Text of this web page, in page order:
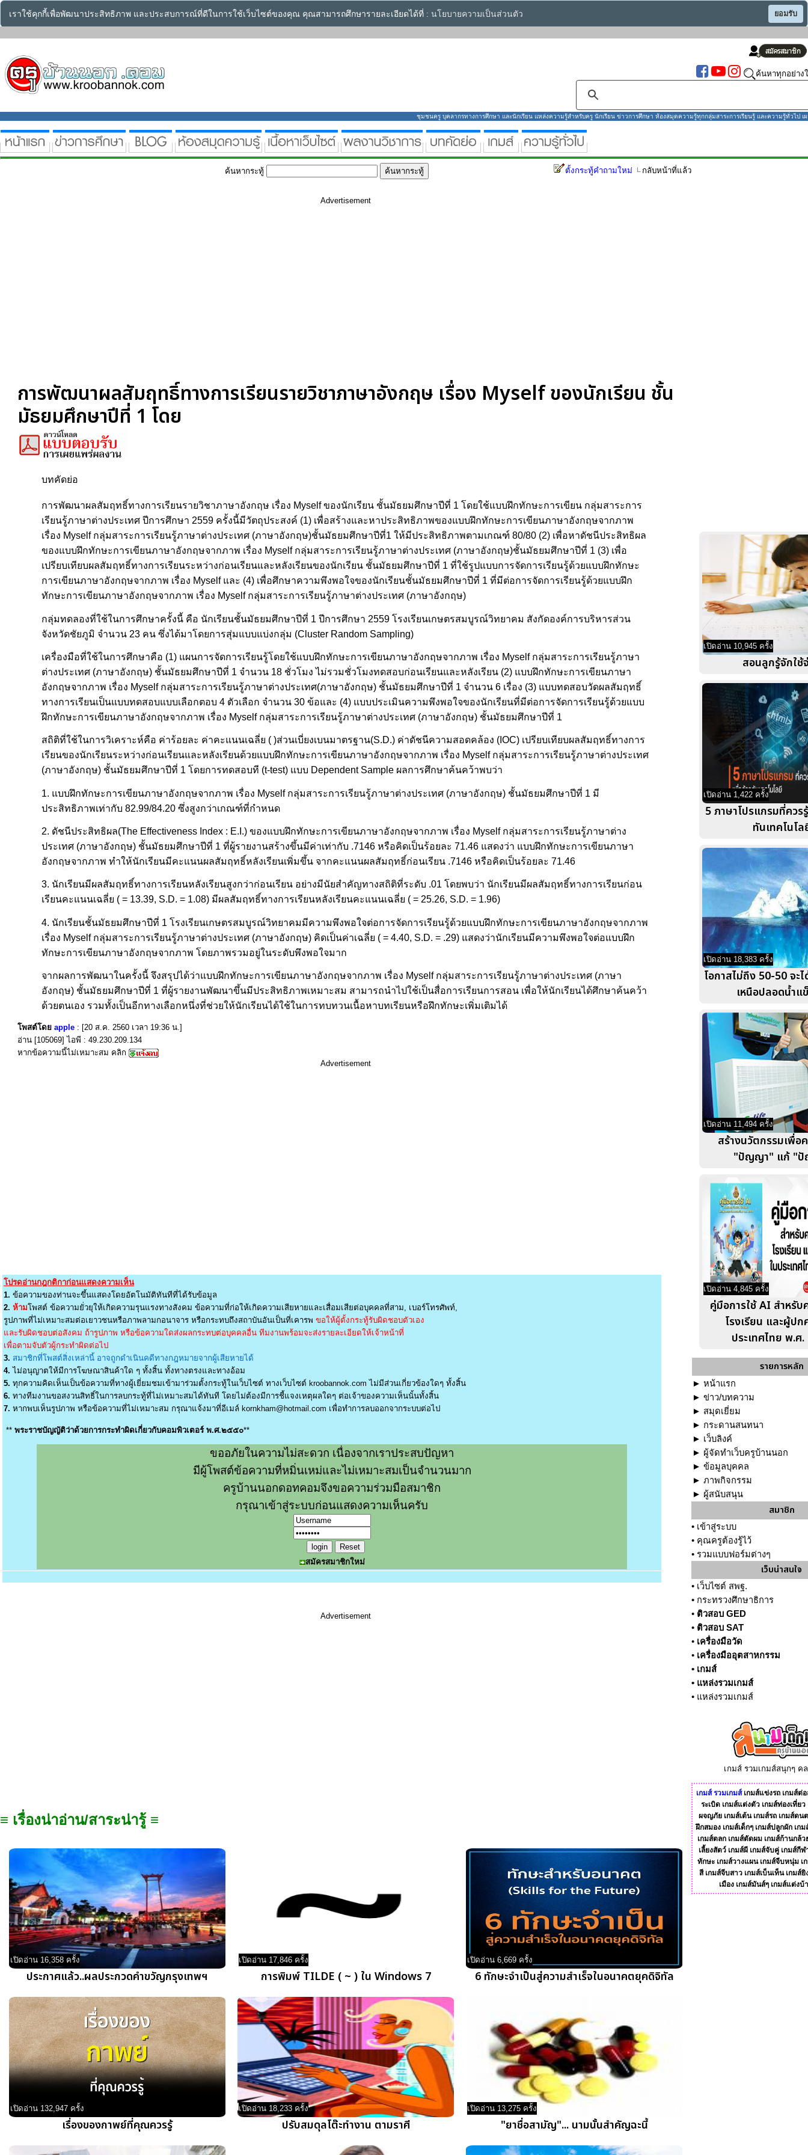
เราใช้คุกกี้เพื่อพัฒนาประสิทธิภาพ และประสบการณ์ที่ดีในการใช้เว็บไซต์ของคุณ คุณสามารถศึกษารายละเอียดได้ที่ : นโยบายความเป็นส่วนตัว ยอมรับ
ค้นหาทุกอย่าง
ชุมชนครู บุคลากรทางการศึกษา และนักเรียน แหล่งความรู้สำหรับครู นักเรียน ข่าวการศึกษา ห้องสมุดความรู้ทุกกลุ่มสาระการเรียนรู้ และความรู้ทั่วไป เ
ค้นหากระทู้ ตั้งกระทู้คำถามใหม่ กลับหน้าที่แล้ว
Advertisement
การพัฒนาผลสัมฤทธิ์ทางการเรียนรายวิชาภาษาอังกฤษ เรื่อง Myself ของนักเรียน ชั้น
มัธยมศึกษาปีที่ 1 โดย
บทคัดย่อ
การพัฒนาผลสัมฤทธิ์ทางการเรียนรายวิชาภาษาอังกฤษ เรื่อง Myself ของนักเรียน ชั้นมัธยมศึกษาปีที่ 1 โดยใช้แบบฝึกทักษะการเขียน กลุ่มสาระการ
เรียนรู้ภาษาต่างประเทศ ปีการศึกษา 2559 ครั้งนี้มีวัตถุประสงค์ (1) เพื่อสร้างและหาประสิทธิภาพของแบบฝึกทักษะการเขียนภาษาอังกฤษจากภาพ
เรื่อง Myself กลุ่มสาระการเรียนรู้ภาษาต่างประเทศ (ภาษาอังกฤษ)ชั้นมัธยมศึกษาปีที่1 ให้มีประสิทธิภาพตามเกณฑ์ 80/80 (2) เพื่อหาดัชนีประสิทธิผล
ของแบบฝึกทักษะการเขียนภาษาอังกฤษจากภาพ เรื่อง Myself กลุ่มสาระการเรียนรู้ภาษาต่างประเทศ (ภาษาอังกฤษ)ชั้นมัธยมศึกษาปีที่ 1 (3) เพื่อ
เปรียบเทียบผลสัมฤทธิ์ทางการเรียนระหว่างก่อนเรียนและหลังเรียนของนักเรียน ชั้นมัธยมศึกษาปีที่ 1 ที่ใช้รูปแบบการจัดการเรียนรู้ด้วยแบบฝึกทักษะ
การเขียนภาษาอังกฤษจากภาพ เรื่อง Myself และ (4) เพื่อศึกษาความพึงพอใจของนักเรียนชั้นมัธยมศึกษาปีที่ 1 ที่มีต่อการจัดการเรียนรู้ด้วยแบบฝึก
ทักษะการเขียนภาษาอังกฤษจากภาพ เรื่อง Myself กลุ่มสาระการเรียนรู้ภาษาต่างประเทศ (ภาษาอังกฤษ)
กลุ่มทดลองที่ใช้ในการศึกษาครั้งนี้ คือ นักเรียนชั้นมัธยมศึกษาปีที่ 1 ปีการศึกษา 2559 โรงเรียนเกษตรสมบูรณ์วิทยาคม สังกัดองค์การบริหารส่วน
จังหวัดชัยภูมิ จำนวน 23 คน ซึ่งได้มาโดยการสุ่มแบบแบ่งกลุ่ม (Cluster Random Sampling)
เครื่องมือที่ใช้ในการศึกษาคือ (1) แผนการจัดการเรียนรู้โดยใช้แบบฝึกทักษะการเขียนภาษาอังกฤษจากภาพ เรื่อง Myself กลุ่มสาระการเรียนรู้ภาษา
ต่างประเทศ (ภาษาอังกฤษ) ชั้นมัธยมศึกษาปีที่ 1 จำนวน 18 ชั่วโมง ไม่รวมชั่วโมงทดสอบก่อนเรียนและหลังเรียน (2) แบบฝึกทักษะการเขียนภาษา
อังกฤษจากภาพ เรื่อง Myself กลุ่มสาระการเรียนรู้ภาษาต่างประเทศ(ภาษาอังกฤษ) ชั้นมัธยมศึกษาปีที่ 1 จำนวน 6 เรื่อง (3) แบบทดสอบวัดผลสัมฤทธิ์
ทางการเรียนเป็นแบบทดสอบแบบเลือกตอบ 4 ตัวเลือก จำนวน 30 ข้อและ (4) แบบประเมินความพึงพอใจของนักเรียนที่มีต่อการจัดการเรียนรู้ด้วยแบบ
ฝึกทักษะการเขียนภาษาอังกฤษจากภาพ เรื่อง Myself กลุ่มสาระการเรียนรู้ภาษาต่างประเทศ (ภาษาอังกฤษ) ชั้นมัธยมศึกษาปีที่ 1
สถิติที่ใช้ในการวิเคราะห์คือ ค่าร้อยละ ค่าคะแนนเฉลี่ย ( )ส่วนเบี่ยงเบนมาตรฐาน(S.D.) ค่าดัชนีความสอดคล้อง (IOC) เปรียบเทียบผลสัมฤทธิ์ทางการ
เรียนของนักเรียนระหว่างก่อนเรียนและหลังเรียนด้วยแบบฝึกทักษะการเขียนภาษาอังกฤษจากภาพ เรื่อง Myself กลุ่มสาระการเรียนรู้ภาษาต่างประเทศ
(ภาษาอังกฤษ) ชั้นมัธยมศึกษาปีที่ 1 โดยการทดสอบที (t-test) แบบ Dependent Sample ผลการศึกษาค้นคว้าพบว่า
1. แบบฝึกทักษะการเขียนภาษาอังกฤษจากภาพ เรื่อง Myself กลุ่มสาระการเรียนรู้ภาษาต่างประเทศ (ภาษาอังกฤษ) ชั้นมัธยมศึกษาปีที่ 1 มี
ประสิทธิภาพเท่ากับ 82.99/84.20 ซึ่งสูงกว่าเกณฑ์ที่กำหนด
2. ดัชนีประสิทธิผล(The Effectiveness Index : E.I.) ของแบบฝึกทักษะการเขียนภาษาอังกฤษจากภาพ เรื่อง Myself กลุ่มสาระการเรียนรู้ภาษาต่าง
ประเทศ (ภาษาอังกฤษ) ชั้นมัธยมศึกษาปีที่ 1 ที่ผู้รายงานสร้างขึ้นมีค่าเท่ากับ .7146 หรือคิดเป็นร้อยละ 71.46 แสดงว่า แบบฝึกทักษะการเขียนภาษา
อังกฤษจากภาพ ทำให้นักเรียนมีคะแนนผลสัมฤทธิ์หลังเรียนเพิ่มขึ้น จากคะแนนผลสัมฤทธิ์ก่อนเรียน .7146 หรือคิดเป็นร้อยละ 71.46
3. นักเรียนมีผลสัมฤทธิ์ทางการเรียนหลังเรียนสูงกว่าก่อนเรียน อย่างมีนัยสำคัญทางสถิติที่ระดับ .01 โดยพบว่า นักเรียนมีผลสัมฤทธิ์ทางการเรียนก่อน
เรียนคะแนนเฉลี่ย ( = 13.39, S.D. = 1.08) มีผลสัมฤทธิ์ทางการเรียนหลังเรียนคะแนนเฉลี่ย ( = 25.26, S.D. = 1.96)
4. นักเรียนชั้นมัธยมศึกษาปีที่ 1 โรงเรียนเกษตรสมบูรณ์วิทยาคมมีความพึงพอใจต่อการจัดการเรียนรู้ด้วยแบบฝึกทักษะการเขียนภาษาอังกฤษจากภาพ
เรื่อง Myself กลุ่มสาระการเรียนรู้ภาษาต่างประเทศ (ภาษาอังกฤษ) คิดเป็นค่าเฉลี่ย ( = 4.40, S.D. = .29) แสดงว่านักเรียนมีความพึงพอใจต่อแบบฝึก
ทักษะการเขียนภาษาอังกฤษจากภาพ โดยภาพรวมอยู่ในระดับพึงพอใจมาก
จากผลการพัฒนาในครั้งนี้ จึงสรุปได้ว่าแบบฝึกทักษะการเขียนภาษาอังกฤษจากภาพ เรื่อง Myself กลุ่มสาระการเรียนรู้ภาษาต่างประเทศ (ภาษา
อังกฤษ) ชั้นมัธยมศึกษาปีที่ 1 ที่ผู้รายงานพัฒนาขึ้นมีประสิทธิภาพเหมาะสม สามารถนำไปใช้เป็นสื่อการเรียนการสอน เพื่อให้นักเรียนได้ศึกษาค้นคว้า
ด้วยตนเอง รวมทั้งเป็นอีกทางเลือกหนึ่งที่ช่วยให้นักเรียนได้ใช้ในการทบทวนเนื้อหาบทเรียนหรือฝึกทักษะเพิ่มเติมได้
โพสต์โดย apple : [20 ส.ค. 2560 เวลา 19:36 น.]
อ่าน [105069] ไอพี : 49.230.209.134
หากข้อความนี้ไม่เหมาะสม คลิก
Advertisement
โปรดอ่านกฎกติกาก่อนแสดงความเห็น
1. ข้อความของท่านจะขึ้นแสดงโดยอัตโนมัติทันทีที่ได้รับข้อมูล
2. ห้ามโพสต์ ข้อความยั่วยุให้เกิดความรุนแรงทางสังคม ข้อความที่ก่อให้เกิดความเสียหายและเสื่อมเสียต่อบุคคลที่สาม, เบอร์โทรศัพท์,
รูปภาพที่ไม่เหมาะสมต่อเยาวชนหรือภาพลามกอนาจาร หรือกระทบถึงสถาบันอันเป็นที่เคารพ ขอให้ผู้ตั้งกระทู้รับผิดชอบตัวเอง
และรับผิดชอบต่อสังคม ถ้ารูปภาพ หรือข้อความใดส่งผลกระทบต่อบุคคลอื่น ทีมงานพร้อมจะส่งรายละเอียดให้เจ้าหน้าที่
เพื่อตามจับตัวผู้กระทำผิดต่อไป
3. สมาชิกที่โพสต์สิ่งเหล่านี้ อาจถูกดำเนินคดีทางกฎหมายจากผู้เสียหายได้
4. ไม่อนุญาตให้มีการโฆษณาสินค้าใด ๆ ทั้งสิ้น ทั้งทางตรงและทางอ้อม
5. ทุกความคิดเห็นเป็นข้อความที่ทางผู้เยี่ยมชมเข้ามาร่วมตั้งกระทู้ในเว็บไซต์ ทางเว็บไซต์ kroobannok.com ไม่มีส่วนเกี่ยวข้องใดๆ ทั้งสิ้น
6. ทางทีมงานขอสงวนสิทธิ์ในการลบกระทู้ที่ไม่เหมาะสมได้ทันที โดยไม่ต้องมีการชี้แจงเหตุผลใดๆ ต่อเจ้าของความเห็นนั้นทั้งสิ้น
7. หากพบเห็นรูปภาพ หรือข้อความที่ไม่เหมาะสม กรุณาแจ้งมาที่อีเมล์ kornkham@hotmail.com เพื่อทำการลบออกจากระบบต่อไป
** พระราชบัญญัติว่าด้วยการกระทำผิดเกี่ยวกับคอมพิวเตอร์ พ.ศ.๒๕๕๐**
ขออภัยในความไม่สะดวก เนื่องจากเราประสบปัญหา
มีผู้โพสต์ข้อความที่หมิ่นเหม่และไม่เหมาะสมเป็นจำนวนมาก
ครูบ้านนอกดอทคอมจึงขอความร่วมมือสมาชิก
กรุณาเข้าสู่ระบบก่อนแสดงความเห็นครับ
สมัครสมาชิกใหม่
Advertisement
≡ เรื่องน่าอ่าน/สาระน่ารู้ ≡
เปิดอ่าน 16,358 ครั้ง
ประกาศแล้ว..ผลประกวดคำขวัญกรุงเทพ​ฯ
เปิดอ่าน 17,846 ครั้ง
การพิมพ์ TILDE ( ~ ) ใน Windows 7
เปิดอ่าน 6,669 ครั้ง
6 ทักษะจำเป็นสู่ความสำเร็จในอนาคตยุคดิจิทัล
เปิดอ่าน 132,947 ครั้ง
เรื่องของกาพย์ที่คุณควรรู้
เปิดอ่าน 18,233 ครั้ง
ปรับสมดุลโต๊ะทำงาน ตามราศี
เปิดอ่าน 13,275 ครั้ง
"ยาชื่อสามัญ"... นามนั้นสำคัญฉะนี้
เปิดอ่าน 10,945 ครั้ง
สอนลูกรู้จักใช้
เปิดอ่าน 1,422 ครั้ง
5 ภาษาโปรแกรมที่ควร
ทันเทคโนโล
เปิดอ่าน 18,383 ครั้ง
โอกาสไม่ถึง 50-50 จะ
เหนือปลอดน้ำแ
เปิดอ่าน 11,494 ครั้ง
สร้างนวัตกรรมเพื่อ
"ปัญญา" แก้ "ปั
เปิดอ่าน 4,845 ครั้ง
คู่มือการใช้ AI สำหรับ
โรงเรียน และผู้ปก
ประเทศไทย พ.ศ
รายการหลัก
► หน้าแรก
► ข่าว/บทความ
► สมุดเยี่ยม
► กระดานสนทนา
► เว็บลิงค์
► ผู้จัดทำเว็บครูบ้านนอก
► ข้อมูลบุคคล
► ภาพกิจกรรม
► ผู้สนับสนุน
สมาชิก
• เข้าสู่ระบบ
• คุณครูต้องรู้ไว้
• รวมแบบฟอร์มต่างๆ
เว็บน่าสนใจ
• เว็บไซต์ สพฐ.
• กระทรวงศึกษาธิการ
• ติวสอบ GED
• ติวสอบ SAT
• เครื่องมือวัด
• เครื่องมืออุตสาหกรรม
• เกมส์
• แหล่งรวมเกมส์
• แหล่งรวมเกมส์
เกมส์ รวมเกมส์สนุกๆ ค
เกมส์ รวมเกมส์ เกมส์แข่งรถ เกมส์ต่อ
ระเบิด เกมส์แต่งตัว เกมส์ท่องเที่ยว
ผจญภัย เกมส์เต้น เกมส์รถ เกมส์ดน
ฝึกสมอง เกมส์เด็กๆ เกมส์ปลูกผัก เก
เกมส์ตลก เกมส์ตัดผม เกมส์ก้านกล้ว
เลี้ยงสัตว์ เกมส์ผี เกมส์จับคู่ เกมส์กีฬ
ทักษะ เกมส์วางแผน เกมส์จีบหนุ่ม เ
สี เกมส์จีบสาว เกมส์เบ็นเท็น เกมส์ยิ
เมือง เกมส์มันส์ๆ เกมส์แต่งบ้